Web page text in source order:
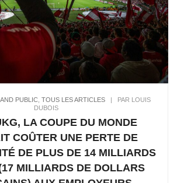
PUBLIC, TOUS LES ARTICLES|
PAR LOUIS
DUBOIS
LA COUPE DU MONDE
COÛTER UNE PERTE DE
DE PLUS DE 14 MILLIARDS
MILLIARDS DE DOLLARS